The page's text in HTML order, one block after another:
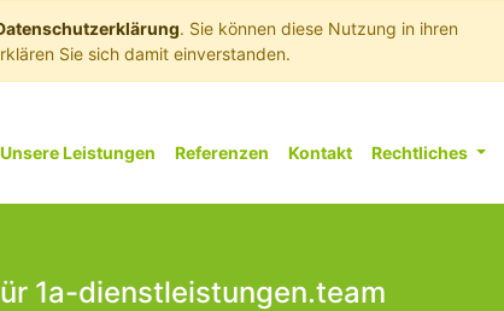
. Sie können diese Nutzung in ihren
Sie sich damit einverstanden.
Unsere Leistungen Referenzen Kontakt Rechtliches
1a-dienstleistungen.team